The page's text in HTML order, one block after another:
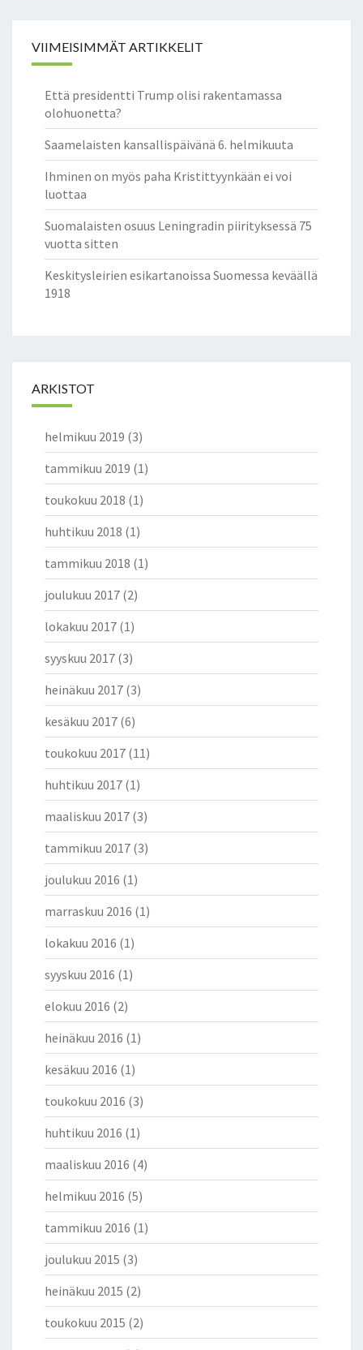
VIIMEISIMMÄT ARTIKKELIT
Että presidentti Trump olisi rakentamassa
olohuonetta?
Saamelaisten kansallispäivänä 6. helmikuuta
Ihminen on myös paha Kristittyynkään ei voi
luottaa
Suomalaisten osuus Leningradin piirityksessä 75
vuotta sitten
Keskitysleirien esikartanoissa Suomessa keväällä
1918
ARKISTOT
helmikuu 2019 (3)
tammikuu 2019 (1)
toukokuu 2018 (1)
huhtikuu 2018 (1)
tammikuu 2018 (1)
joulukuu 2017 (2)
lokakuu 2017 (1)
syyskuu 2017 (3)
heinäkuu 2017 (3)
kesäkuu 2017 (6)
toukokuu 2017 (11)
huhtikuu 2017 (1)
maaliskuu 2017 (3)
tammikuu 2017 (3)
joulukuu 2016 (1)
marraskuu 2016 (1)
lokakuu 2016 (1)
syyskuu 2016 (1)
elokuu 2016 (2)
heinäkuu 2016 (1)
kesäkuu 2016 (1)
toukokuu 2016 (3)
huhtikuu 2016 (1)
maaliskuu 2016 (4)
helmikuu 2016 (5)
tammikuu 2016 (1)
joulukuu 2015 (3)
heinäkuu 2015 (2)
toukokuu 2015 (2)